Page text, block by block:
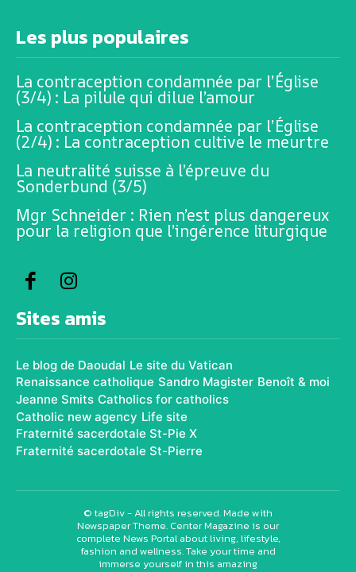
Les plus populaires
La contraception condamnée par l’Église
(3/4) : La pilule qui dilue l’amour
La contraception condamnée par l’Église
(2/4) : La contraception cultive le meurtre
La neutralité suisse à l’épreuve du
Sonderbund (3/5)
Mgr Schneider : Rien n’est plus dangereux
pour la religion que l’ingérence liturgique
Sites amis
Le blog de Daoudal Le site du Vatican
Renaissance catholique Sandro Magister Benoît & moi
Jeanne Smits Catholics for catholics
Catholic new agency Life site
Fraternité sacerdotale St-Pie X
Fraternité sacerdotale St-Pierre
© tagDiv - All rights reserved. Made with
Newspaper Theme. Center Magazine is our
complete News Portal about living, lifestyle,
fashion and wellness. Take your time and
immerse yourself in this amazing